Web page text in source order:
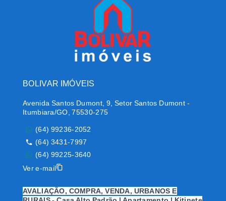
BOLIVAR IMÓVEIS
Avenida Santos Dumont, 9, Setor Santos Dumont -
Itumbiara/GO, 75530-275
(64) 99236-2052
(64) 3431-7997
(64) 99225-3640
Ver e-mail
AVALIAÇÃO, COMPRA, VENDA, URBANOS E